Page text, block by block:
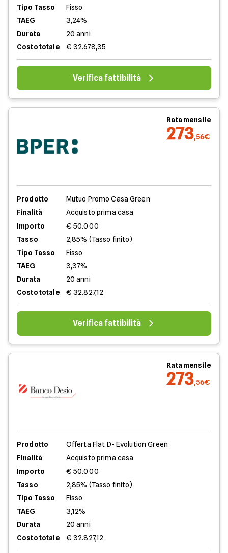
Tipo Tasso
Fisso
TAEG
3,24%
Durata
20 anni
Costo totale
€ 32.678,35
Verifica fattibilità
Rata mensile
273,56€
Prodotto
Mutuo Promo Casa Green
Finalità
Acquisto prima casa
Importo
€ 50.000
Tasso
2,85% (Tasso finito)
Tipo Tasso
Fisso
TAEG
3,37%
Durata
20 anni
Costo totale
€ 32.827,12
Verifica fattibilità
Rata mensile
273,56€
Prodotto
Offerta Flat D- Evolution Green
Finalità
Acquisto prima casa
Importo
€ 50.000
Tasso
2,85% (Tasso finito)
Tipo Tasso
Fisso
TAEG
3,12%
Durata
20 anni
Costo totale
€ 32.827,12